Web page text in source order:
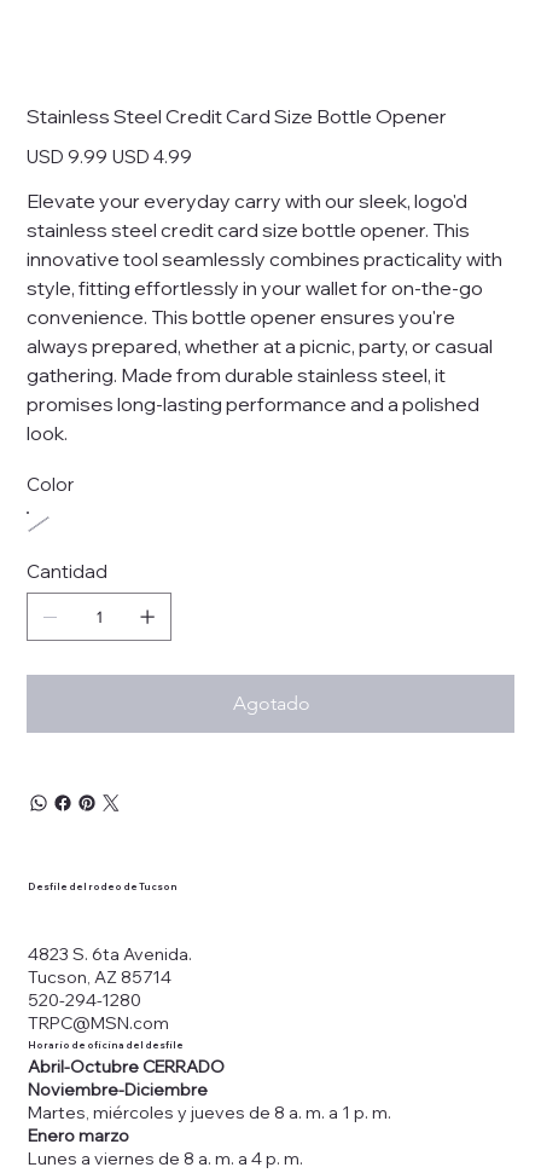
Stainless Steel Credit Card Size Bottle Opener
Precio
original
USD 9.99 Precio
de
USD 4.99
Elevate your everyday carry with our sleek, logo'd
stainless steel credit card size bottle opener. This
innovative tool seamlessly combines practicality with
style, fitting effortlessly in your wallet for on-the-go
convenience. This bottle opener ensures you're
always prepared, whether at a picnic, party, or casual
gathering. Made from durable stainless steel, it
promises long-lasting performance and a polished
look.
Color
Cantidad
Agotado
Desfile del rodeo de Tucson
4823 S. 6ta Avenida.
Tucson, AZ 85714
520-294-1280
TRPC@MSN.com
Horario de oficina del desfile
Abril-Octubre CERRADO
Noviembre-Diciembre
Martes, miércoles y jueves de 8 a. m. a 1 p. m.
Enero marzo
Lunes a viernes de 8 a. m. a 4 p. m.